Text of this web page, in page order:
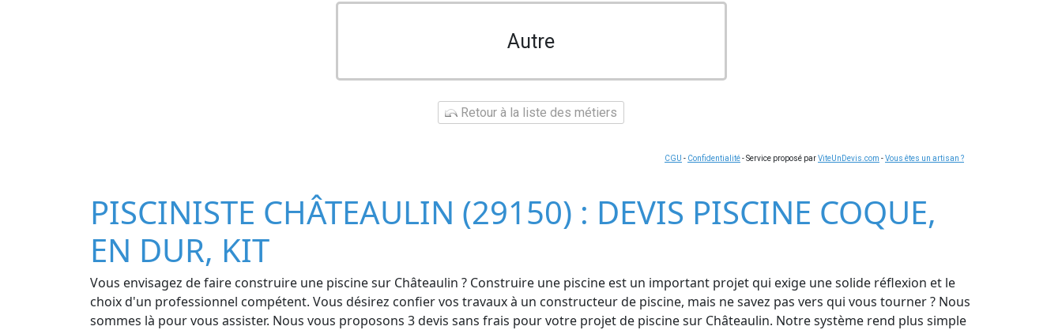
Autre
Retour à la liste des métiers
CGU - Confidentialité- Service proposé parViteUnDevis.com -Vous êtes un artisan ?
PISCINISTE CHÂTEAULIN (29150) : DEVIS PISCINE COQUE,
EN DUR, KIT
Vous envisagez de faire construire une piscine sur Châteaulin ? Construire une piscine est un important projet qui exige une solide réflexion et le
choix d'un professionnel compétent. Vous désirez confier vos travaux à un constructeur de piscine, mais ne savez pas vers qui vous tourner ? Nous
sommes là pour vous assister. Nous vous proposons 3 devis sans frais pour votre projet de piscine sur Châteaulin. Notre système rend plus simple